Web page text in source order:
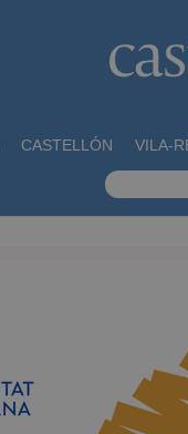
CASTELLÓN VILA-